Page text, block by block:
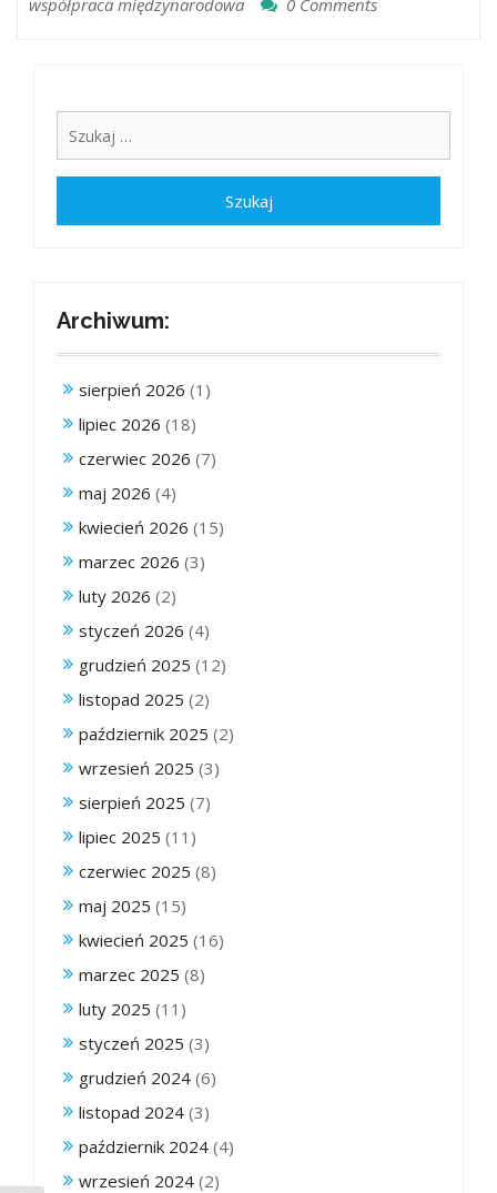
Archiwum:
sierpień 2026 (1)
lipiec 2026 (18)
czerwiec 2026 (7)
maj 2026 (4)
kwiecień 2026 (15)
marzec 2026 (3)
luty 2026 (2)
styczeń 2026 (4)
grudzień 2025 (12)
listopad 2025 (2)
październik 2025 (2)
wrzesień 2025 (3)
sierpień 2025 (7)
lipiec 2025 (11)
czerwiec 2025 (8)
maj 2025 (15)
kwiecień 2025 (16)
marzec 2025 (8)
luty 2025 (11)
styczeń 2025 (3)
grudzień 2024 (6)
listopad 2024 (3)
październik 2024 (4)
wrzesień 2024 (2)